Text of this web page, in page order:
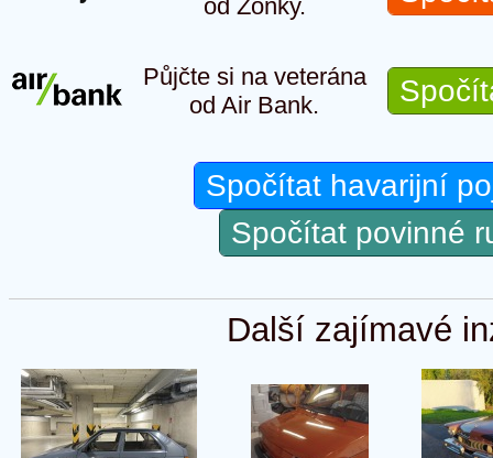
od Zonky.
Půjčte si na veterána
od Air Bank.
Spočítat havarijní
Spočítat povinné
Další zajímavé